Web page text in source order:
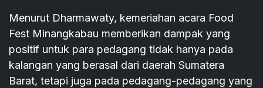
Menurut Dharmawaty, kemeriahan acara Food
Fest Minangkabau memberikan dampak yang
positif untuk para pedagang tidak hanya pada
kalangan yang berasal dari daerah Sumatera
Barat, tetapi juga pada pedagang-pedagang yang